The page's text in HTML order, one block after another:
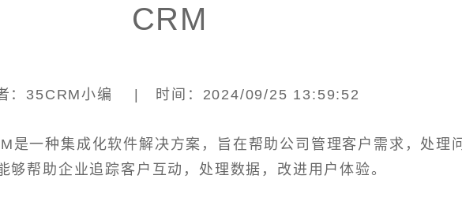
CRM
：35CRM小编 | 时间：2024/09/25 13:59:52
是一种集成化软件解决方案，旨在帮助公司管理客户需求，处理
够帮助企业追踪客户互动，处理数据，改进用户体验。